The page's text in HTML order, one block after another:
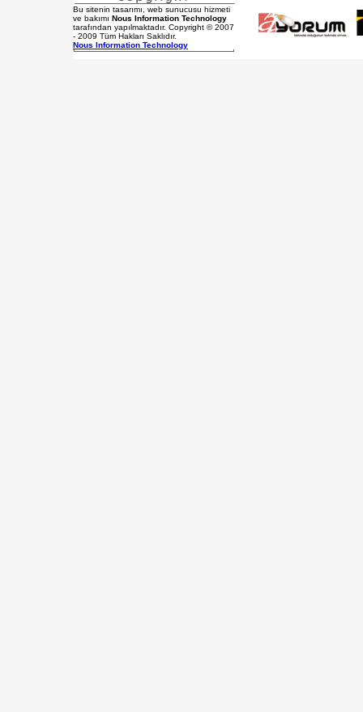
Bu sitenin tasarımı, web sunucusu hizmeti
ve bakımı Nous Information Technology
tarafından yapılmaktadır. Copyright © 2007
- 2009 Tüm Hakları Saklıdır.
Nous Information Technology